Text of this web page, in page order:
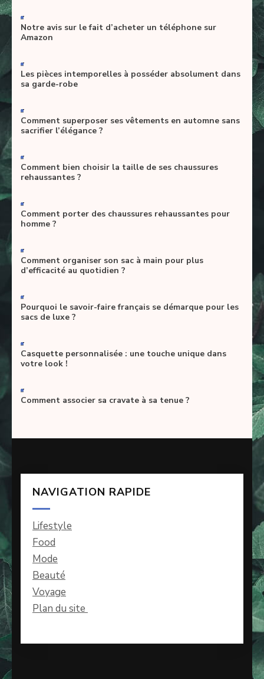
-
Notre avis sur le fait d’acheter un téléphone sur
Amazon
-
Les pièces intemporelles à posséder absolument dans
sa garde-robe
-
Comment superposer ses vêtements en automne sans
sacrifier l’élégance ?
-
Comment bien choisir la taille de ses chaussures
rehaussantes ?
-
Comment porter des chaussures rehaussantes pour
homme ?
-
Comment organiser son sac à main pour plus
d’efficacité au quotidien ?
-
Pourquoi le savoir-faire français se démarque pour les
sacs de luxe ?
-
Casquette personnalisée : une touche unique dans
votre look !
-
Comment associer sa cravate à sa tenue ?
NAVIGATION RAPIDE
Lifestyle
Food
Mode
Beauté
Voyage
Plan du site